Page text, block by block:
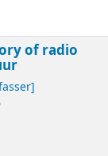
of radio